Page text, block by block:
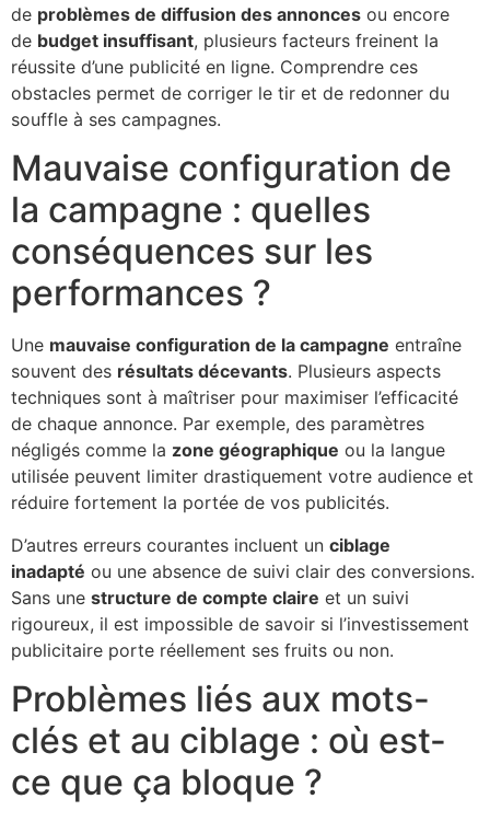
de problèmes de diffusion des annonces ou encore
de budget insuffisant, plusieurs facteurs freinent la
réussite d’une publicité en ligne. Comprendre ces
obstacles permet de corriger le tir et de redonner du
souffle à ses campagnes.
Mauvaise configuration de
la campagne : quelles
conséquences sur les
performances ?
Une mauvaise configuration de la campagne entraîne
souvent des résultats décevants. Plusieurs aspects
techniques sont à maîtriser pour maximiser l’efficacité
de chaque annonce. Par exemple, des paramètres
négligés comme la zone géographique ou la langue
utilisée peuvent limiter drastiquement votre audience et
réduire fortement la portée de vos publicités.
D’autres erreurs courantes incluent un ciblage
inadapté ou une absence de suivi clair des conversions.
Sans une structure de compte claire et un suivi
rigoureux, il est impossible de savoir si l’investissement
publicitaire porte réellement ses fruits ou non.
Problèmes liés aux mots-
clés et au ciblage : où est-
ce que ça bloque ?